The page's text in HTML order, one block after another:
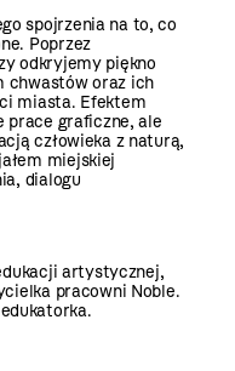
spojrzenia na to, co
Poprzez
odkryjemy piękno
chwastów oraz ich
miasta. Efektem
prace graficzne, ale
człowieka z naturą,
miejskiej
dialogu
artystycznej,
pracowni Noble.